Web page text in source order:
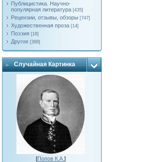
Публицистика. Научно-
популярная литература [435]
Рецензии, отзывы, обзоры [747]
Художественная проза [14]
Поэзия [18]
Другое [388]
Случайная Картинка
[Попов К.А. ]